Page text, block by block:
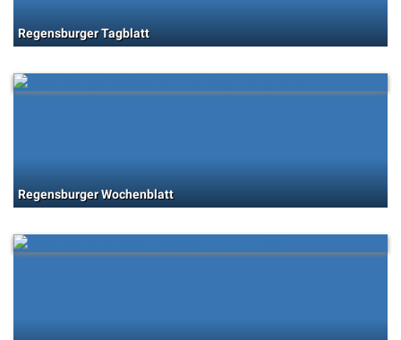
Regensburger Tagblatt
Regensburger Wochenblatt